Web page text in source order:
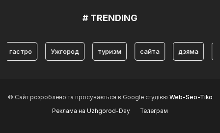
# TRENDING
Ужгород туризм сайта дзяма
© Сайт розроблено та просувається в Google студією Web-Seo-Tiko
Реклама на Uzhgorod-Day
Телеграм